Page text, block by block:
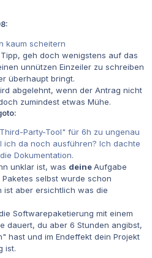
kaum scheitern
geh doch wenigstens auf das
unnützen Einzeiler zu schreiben
überhaupt bringt.
abgelehnt, wenn der Antrag nicht
zumindest etwas Mühe.
Party-Tool" für 6h zu ungenau
ich da noch ausführen? Ich dachte
Dokumentation.
unklar ist, was deineAufgabe
selbst wurde schon
ist aber ersichtlich was die
Softwarepaketierung mit einem
dauert, du aber 6 Stunden angibst,
hast und im Endeffekt dein Projekt
ist.